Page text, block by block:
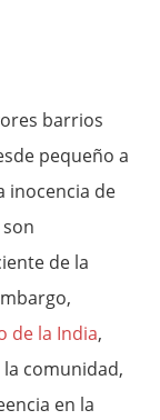
barrios
pequeño a
inocencia de
de la
de la India,
comunidad,
en la